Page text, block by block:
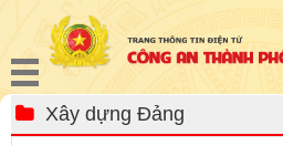
Xây dựng Đảng